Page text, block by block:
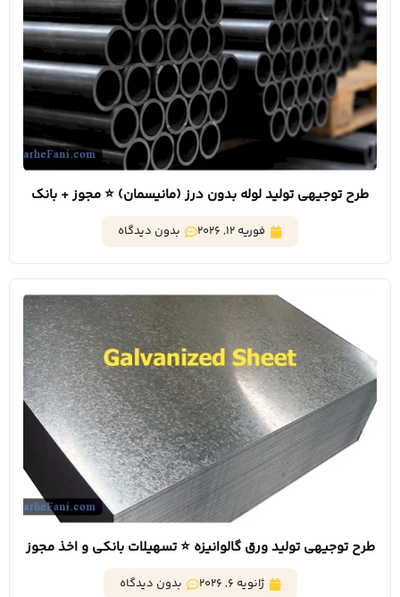
طرح توجیهی تولید لوله بدون درز (مانیسمان) ⭐️ مجوز + بانک
فوریه 12, 2026 بدون دیدگاه
طرح توجیهی تولید ورق گالوانیزه ⭐️ تسهیلات بانکی و اخذ مجوز
ژانویه 6, 2026 بدون دیدگاه